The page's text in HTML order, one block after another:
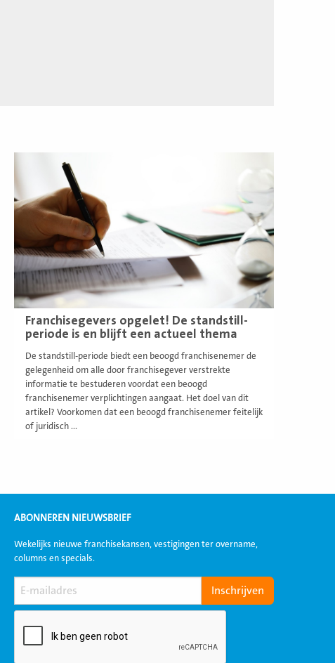
Franchisegevers opgelet! De standstill-
periode is en blijft een actueel thema
De standstill-periode biedt een beoogd franchisenemer de
gelegenheid om alle door franchisegever verstrekte
informatie te bestuderen voordat een beoogd
franchisenemer verplichtingen aangaat. Het doel van dit
artikel? Voorkomen dat een beoogd franchisenemer feitelijk
of juridisch ...
ABONNEREN NIEUWSBRIEF
Wekelijks nieuwe franchisekansen, vestigingen ter overname,
columns en specials.